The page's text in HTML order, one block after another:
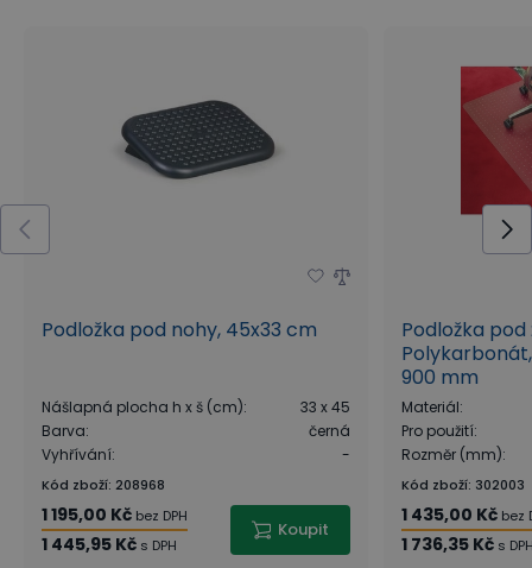
Podložka pod nohy, 45x33 cm
Nášlapná plocha h x š (cm):
33 x 45
Barva:
černá
Vyhřívání: -
Kód zboží: 208968
1 195,00 Kč bez DPH
1 445,95 Kč s DPH
Koupit
Podložka
900 mm
Materiál:
Pro použití:
Rozměr (mm):
Kód zboží: 302003
1 435,00 Kč bez
1 736,35 Kč s